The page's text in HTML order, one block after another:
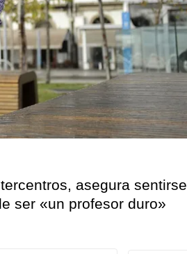
asegura sentirse
ser «un profesor duro»